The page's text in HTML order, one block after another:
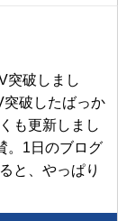
突破しまし
破したばっか
も更新しまし
。1日のブログ
と、やっぱり